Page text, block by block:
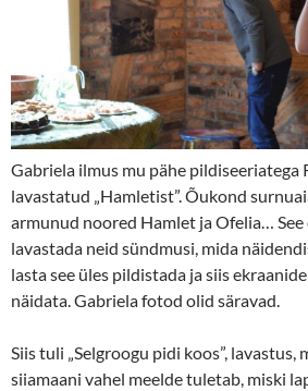
Gabriela ilmus mu pähe pildiseeriatega
lavastatud „Hamletist”. Õukond
armunud noored Hamlet ja Ofelia… See
lavastada neid sündmusi, mida
lasta see üles pildistada ja siis
näidata. Gabriela fotod olid säravad.
Siis tuli „Selgroogu pidi koos”, lavastus,
siiamaani vahel meelde tuletab, miski